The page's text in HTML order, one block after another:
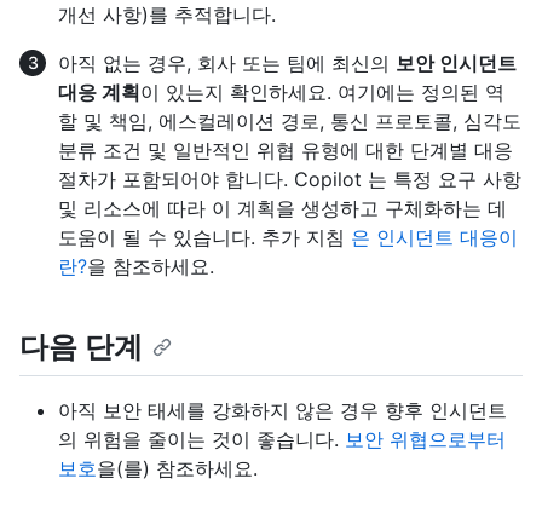
개선 사항)를 추적합니다.
아직 없는 경우, 회사 또는 팀에 최신의 보안 인시던트
대응 계획이 있는지 확인하세요. 여기에는 정의된 역
할 및 책임, 에스컬레이션 경로, 통신 프로토콜, 심각도
분류 조건 및 일반적인 위협 유형에 대한 단계별 대응
절차가 포함되어야 합니다. Copilot 는 특정 요구 사항
및 리소스에 따라 이 계획을 생성하고 구체화하는 데
도움이 될 수 있습니다. 추가 지침 은 인시던트 대응이
란?을 참조하세요.
다음 단계
아직 보안 태세를 강화하지 않은 경우 향후 인시던트
의 위험을 줄이는 것이 좋습니다. 보안 위협으로부터
보호을(를) 참조하세요.